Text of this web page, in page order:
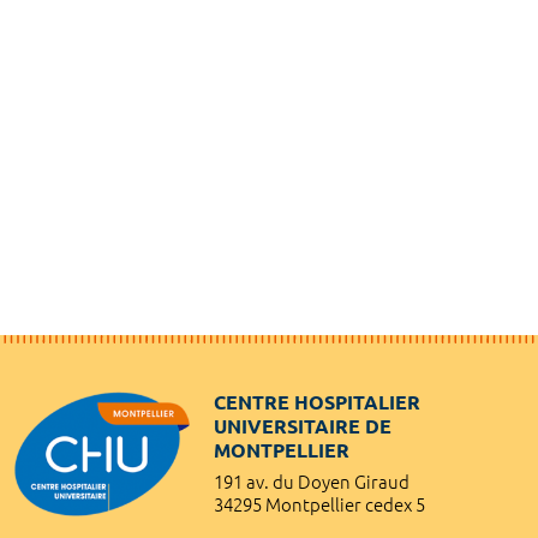
CENTRE HOSPITALIER
UNIVERSITAIRE DE
MONTPELLIER
191 av. du Doyen Giraud
34295 Montpellier cedex 5